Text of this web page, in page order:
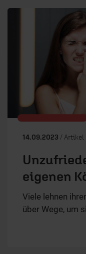
14.09.2023 / Artikel
eigenen
Viele lehnen
über Wege, um